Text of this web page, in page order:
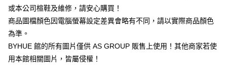
貨到付款
運送方式
付款後全家取貨(固定運費)
或本公司楦鞋及維修，請安心購買！
商品圖檔顏色因電腦螢幕設定差異會略有不同，請以實際商品顏色
為準。
BYHUE 館的所有圖片僅供 AS GROUP 販售上使用！其他商家若使
用本館相關圖片，皆屬侵權！